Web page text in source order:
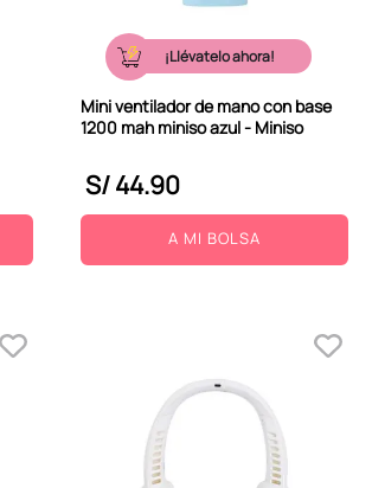
¡Llévatelo ahora!
Mini ventilador de mano con base
1200 mah miniso azul - Miniso
S/44.90
A MI BOLSA